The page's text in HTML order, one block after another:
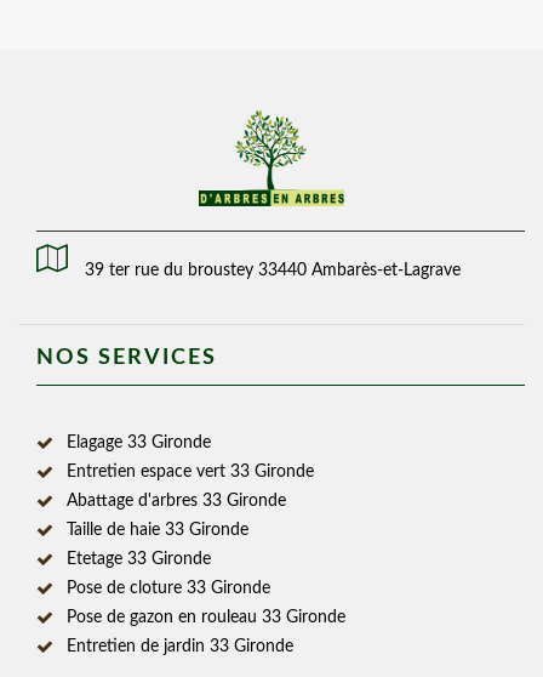
39 ter rue du broustey 33440 Ambarès-et-Lagrave
NOS SERVICES
Elagage 33 Gironde
Entretien espace vert 33 Gironde
Abattage d'arbres 33 Gironde
Taille de haie 33 Gironde
Etetage 33 Gironde
Pose de cloture 33 Gironde
Pose de gazon en rouleau 33 Gironde
Entretien de jardin 33 Gironde